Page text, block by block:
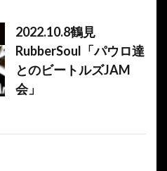
2022.10.8鶴見
RubberSoul「パウロ達
とのビートルズJAM
会」